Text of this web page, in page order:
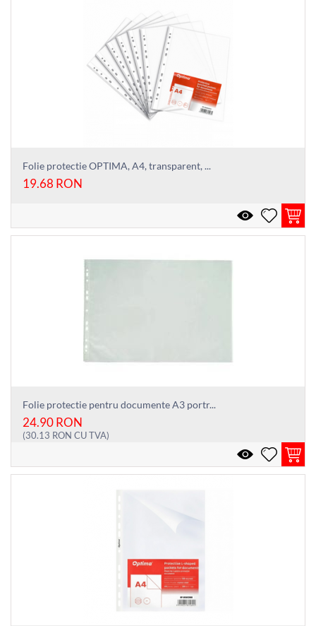
Folie protectie OPTIMA, A4, transparent, ...
19.68 RON
Folie protectie pentru documente A3 portr...
24.90RON
(30.13 RON CU TVA)